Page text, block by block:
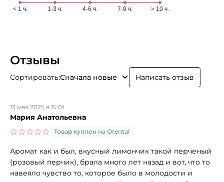
Отзывы
Сортировать:Сначала новые Написать отзыв
Мария Анатольевна
13 мая 2025 в 15:01
Товар куплен на Orental
Аромат как и был, вкусный лимончик такой перченый
(розовый перчик), брала много лет назад и вот, что то
навеяло чувство то, которое было в молодости и